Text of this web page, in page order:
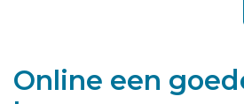
Online een